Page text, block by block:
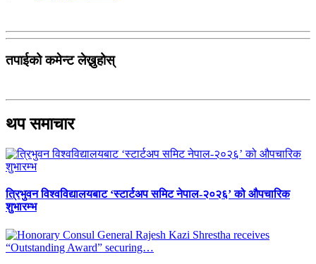
तपाईको कमेन्ट लेख्नुहोस्
थप समाचार
त्रिभुवन विश्वविद्यालयबाट ‘स्टार्टअप समिट नेपाल-२०२६’ को औपचारिक
शुभारम्भ